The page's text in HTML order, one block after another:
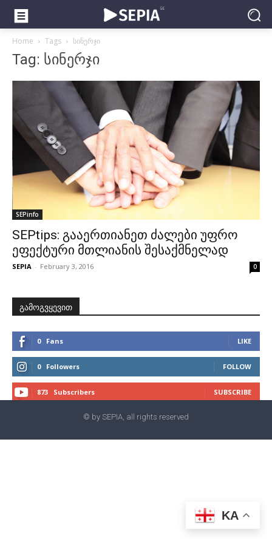
Home Tags სინერჯი
Tag: სინერჯი
SEPinfo
SEPtips: გააერთიანეთ ძალები უფრო
ეფექტური მთლიანის შესაქმნელად
SEPIA - February 3, 2016 0
გამოგვყევით
0 Fans LIKE
0 Followers FOLLOW
873 Subscribers SUBSCRIBE
© by SEPIA, all rights reserved
KA